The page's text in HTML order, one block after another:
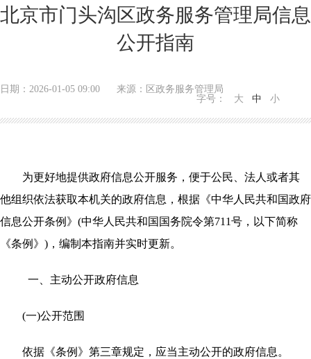
北京市门头沟区政务服务管理局信息
公开指南
日期：2026-01-05 09:00 来源：区政务服务管理局
字号： 大 中 小
为更好地提供政府信息公开服务，便于公民、法人或者其
他组织依法获取本机关的政府信息，根据《中华人民共和国政府
信息公开条例》 (中华人民共和国国务院令第711号，以下简称
《条例》)，编制本指南并实时更新。
一、主动公开政府信息
(一)公开范围
依据《条例》第三章规定，应当主动公开的政府信息。